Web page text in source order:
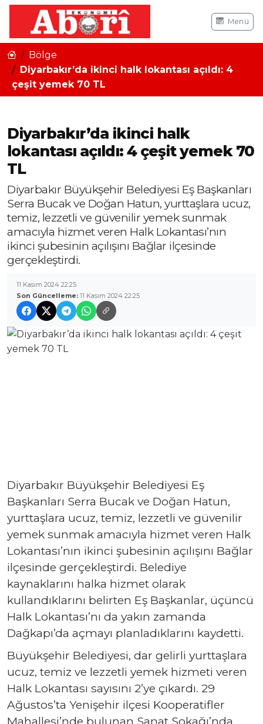
Menü
Bölge
Diyarbakır’da ikinci halk lokantası açıldı: 4
çeşit yemek 70 TL
Diyarbakır’da ikinci halk
lokantası açıldı: 4 çeşit yemek 70
TL
Diyarbakır Büyükşehir Belediyesi Eş Başkanları
Serra Bucak ve Doğan Hatun, yurttaşlara ucuz,
temiz, lezzetli ve güvenilir yemek sunmak
amacıyla hizmet veren Halk Lokantası’nın
ikinci şubesinin açılışını Bağlar ilçesinde
gerçekleştirdi.
11 Kasım 2024 22:25
Son Güncelleme: 11 Kasım 2024 22:25
Diyarbakır Büyükşehir Belediyesi Eş
Başkanları Serra Bucak ve Doğan Hatun,
yurttaşlara ucuz, temiz, lezzetli ve güvenilir
yemek sunmak amacıyla hizmet veren Halk
Lokantası’nın ikinci şubesinin açılışını Bağlar
ilçesinde gerçekleştirdi. Belediye
kaynaklarını halka hizmet olarak
kullandıklarını belirten Eş Başkanlar, üçüncü
Halk Lokantası’nı da yakın zamanda
Dağkapı’da açmayı planladıklarını kaydetti.
Büyükşehir Belediyesi, dar gelirli yurttaşlara
ucuz, temiz ve lezzetli yemek hizmeti veren
Halk Lokantası sayısını 2’ye çıkardı. 29
Ağustos’ta Yenişehir ilçesi Kooperatifler
Mahallesi’nde bulunan Sanat Sokağı’nda